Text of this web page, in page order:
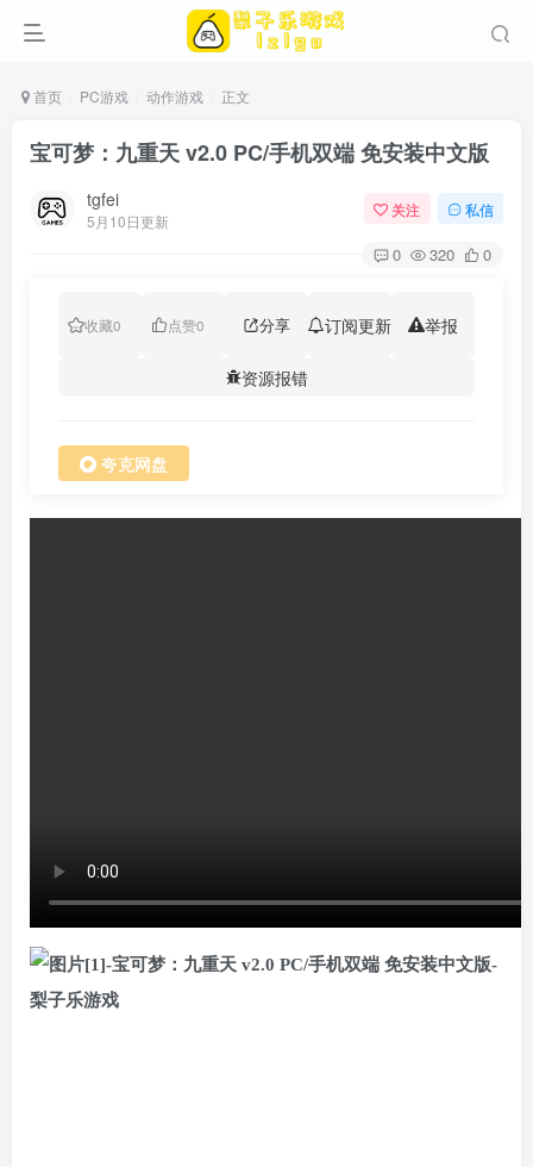
首页 PC游戏 动作游戏 正文
宝可梦：九重天 v2.0 PC/手机双端 免安装中文版
tgfei
5月10日更新
关注 私信
0 320 0
收藏0 点赞0 分享 订阅更新 举报
资源报错
夸克网盘